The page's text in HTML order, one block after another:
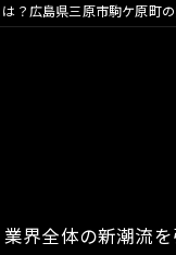
？広島県三原市駒ケ原町
界全体の新潮流